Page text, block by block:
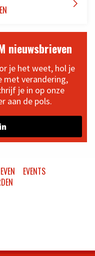

nieuwsbrieven
je het weet, hol je
met verandering,
je in op onze
aan de pols.
EVENTS